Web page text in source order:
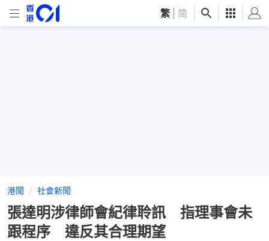
繁 简
港聞 社會新聞
張達明涉律師會紀律聆訊 指理事會未
跟程序 違反其合理期望